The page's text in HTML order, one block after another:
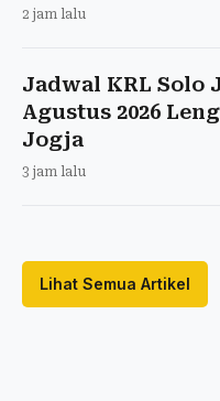
2 jam lalu
Jadwal KRL Solo
Agustus 2026
Jogja
3 jam lalu
Lihat Semua Artikel